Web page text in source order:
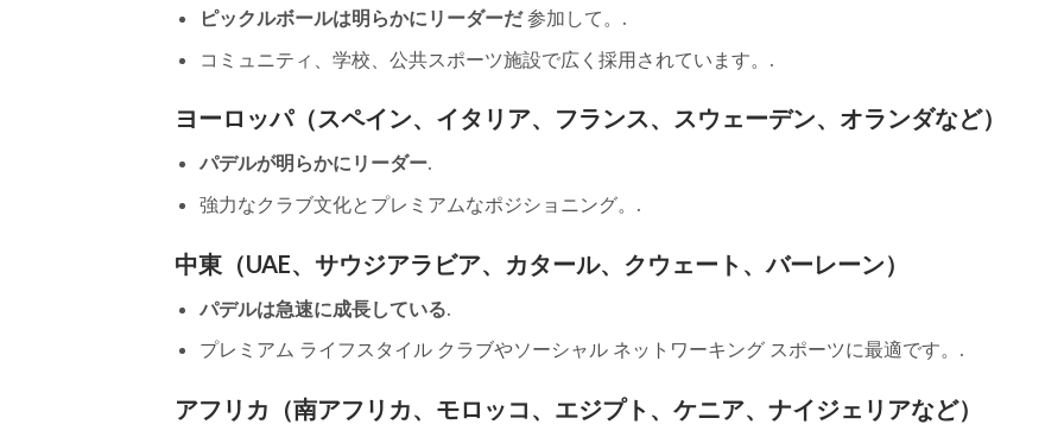
ピックルボールは明らかにリーダーだ参加して。.
コミュニティ、学校、公共スポーツ施設で広く採用されています。.
ヨーロッパ（スペイン、イタリア、フランス、スウェーデン、オランダなど）
パデルが明らかにリーダー.
強力なクラブ文化とプレミアムなポジショニング。.
中東（UAE、サウジアラビア、カタール、クウェート、バーレーン）
パデルは急速に成長している.
プレミアム ライフスタイル クラブやソーシャル ネットワーキング スポーツに最適です。.
アフリカ（南アフリカ、モロッコ、エジプト、ケニア、ナイジェリアなど）